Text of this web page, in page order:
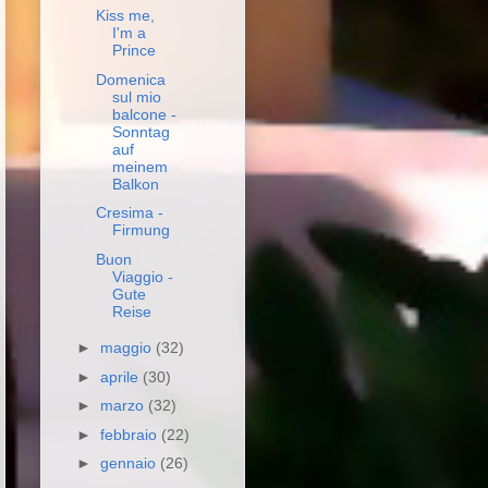
Kiss me,
I'm a
Prince
Domenica
sul mio
balcone -
Sonntag
auf
meinem
Balkon
Cresima -
Firmung
Buon
Viaggio -
Gute
Reise
► maggio (32)
► aprile (30)
► marzo (32)
► febbraio (22)
► gennaio (26)